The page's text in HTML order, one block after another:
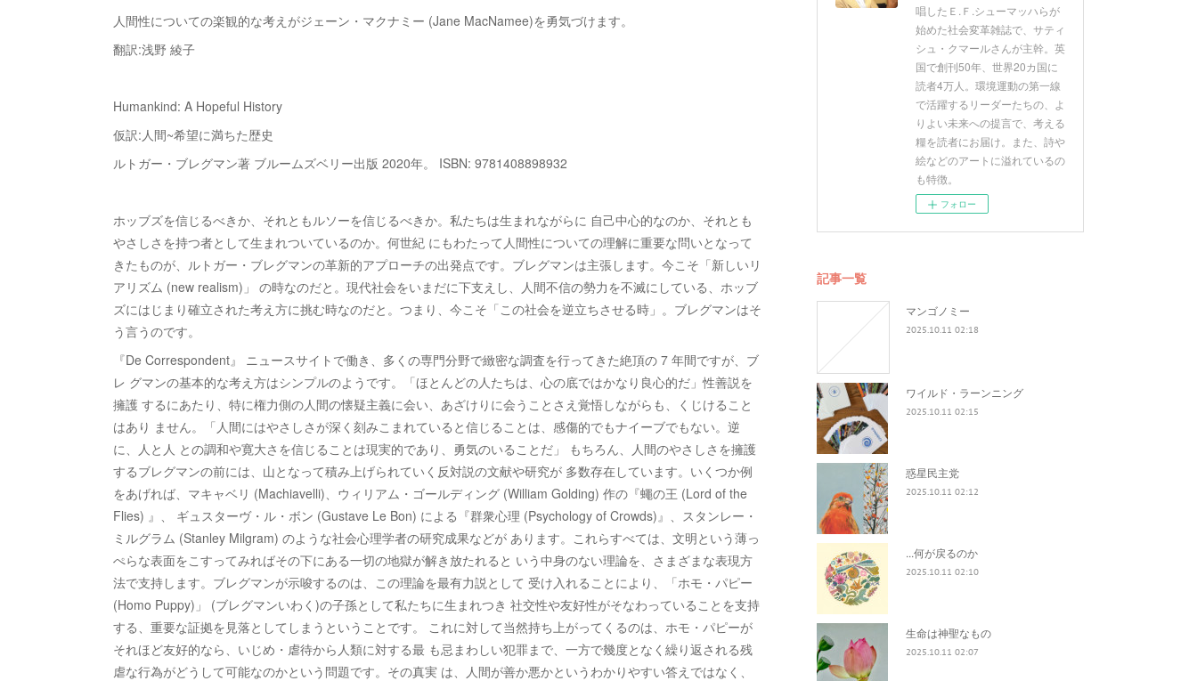
人間性についての楽観的な考えがジェーン・マクナミー (Jane MacNamee)を勇気づけます。
翻訳:浅野 綾子
Humankind: A Hopeful History
仮訳:人間~希望に満ちた歴史
ルトガー・ブレグマン著 ブルームズベリー出版 2020年。 ISBN: 9781408898932
ホッブズを信じるべきか、それともルソーを信じるべきか。私たちは生まれながらに 自己中心的なのか、それとも
やさしさを持つ者として生まれついているのか。何世紀 にもわたって人間性についての理解に重要な問いとなって
きたものが、ルトガー・ブレグマンの革新的アプローチの出発点です。ブレグマンは主張します。今こそ「新しいリ
アリズム (new realism)」 の時なのだと。現代社会をいまだに下支えし、人間不信の勢力を不滅にしている、ホッブ
ズにはじまり確立された考え方に挑む時なのだと。つまり、今こそ「この社会を逆立ちさせる時」。ブレグマンはそ
う言うのです。
『De Correspondent』 ニュースサイトで働き、多くの専門分野で緻密な調査を行ってきた絶頂の 7 年間ですが、ブ
レ グマンの基本的な考え方はシンプルのようです。「ほとんどの人たちは、心の底ではかなり良心的だ」性善説を
擁護 するにあたり、特に権力側の人間の懐疑主義に会い、あざけりに会うことさえ覚悟しながらも、くじけること
はあり ません。「人間にはやさしさが深く刻みこまれていると信じることは、感傷的でもナイーブでもない。逆
に、人と人 との調和や寛大さを信じることは現実的であり、勇気のいることだ」 もちろん、人間のやさしさを擁護
するブレグマンの前には、山となって積み上げられていく反対説の文献や研究が 多数存在しています。いくつか例
をあげれば、マキャベリ (Machiavelli)、ウィリアム・ゴールディング (William Golding) 作の『蠅の王 (Lord of the
Flies) 』、 ギュスターヴ・ル・ボン (Gustave Le Bon) による『群衆心理 (Psychology of Crowds)』、スタンレー・
ミルグラム (Stanley Milgram) のような社会心理学者の研究成果などが あります。これらすべては、文明という薄っ
ぺらな表面をこすってみればその下にある一切の地獄が解き放たれると いう中身のない理論を、さまざまな表現方
法で支持します。ブレグマンが示唆するのは、この理論を最有力説として 受け入れることにより、「ホモ・パピー
(Homo Puppy)」 (ブレグマンいわく)の子孫として私たちに生まれつき 社交性や友好性がそなわっていることを支持
する、重要な証拠を見落としてしまうということです。 これに対して当然持ち上がってくるのは、ホモ・パピーが
それほど友好的なら、いじめ・虐待から人類に対する最 も忌まわしい犯罪まで、一方で幾度となく繰り返される残
虐な行為がどうして可能なのかという問題です。その真実 は、人間が善か悪かというわかりやすい答えではなく、
唱したＥ.Ｆ.シューマッハらが
始めた社会変革雑誌で、サティ
シュ・クマールさんが主幹。英
国で創刊50年、世界20カ国に
読者4万人。環境運動の第一線
で活躍するリーダーたちの、よ
りよい未来への提言で、考える
糧を読者にお届け。また、詩や
絵などのアートに溢れているの
も特徴。
フォロー
記事一覧
マンゴノミー
2025.10.11 02:18
ワイルド・ラーンニング
2025.10.11 02:15
惑星民主党
2025.10.11 02:12
...何が戻るのか
2025.10.11 02:10
生命は神聖なもの
2025.10.11 02:07